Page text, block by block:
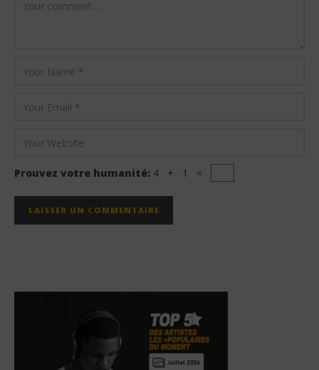
Prouvez votre humanité: 4 + 1 =